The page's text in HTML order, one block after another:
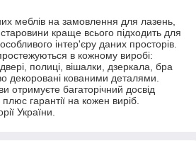
меблів на замовлення для лазень,
краще всього підходить для
інтер'єру даних просторів.
в кожному виробі:
полиці, вішалки, дзеркала, бра
декоровані кованими деталями.
отримуєте багаторічний досвід
гарантії на кожен виріб.
України.